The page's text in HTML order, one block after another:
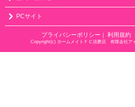
PCサイト
プライバシーポリシー ｜ 利用規約
Copyright(c) ホームメイトＦＣ須磨店 有限会社ア